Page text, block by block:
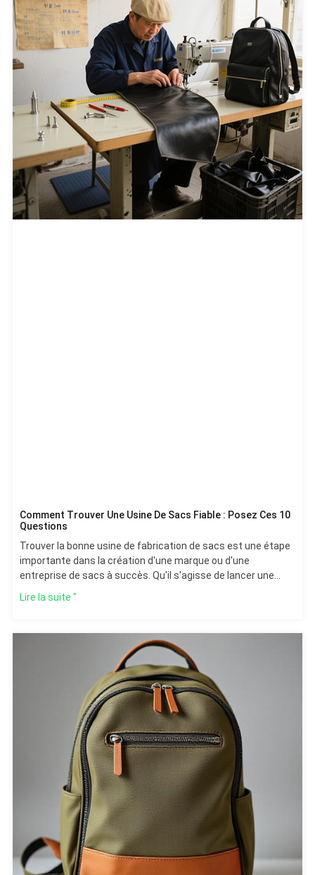
Comment Trouver Une Usine De Sacs Fiable : Posez Ces 10
Questions
Trouver la bonne usine de fabrication de sacs est une étape
importante dans la création d'une marque ou d'une
entreprise de sacs à succès. Qu'il s'agisse de lancer une
Lire la suite "